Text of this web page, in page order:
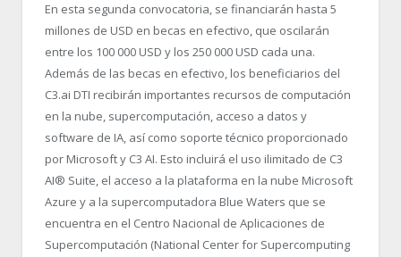
En esta segunda convocatoria, se financiarán hasta 5
millones de USD en becas en efectivo, que oscilarán
entre los 100 000 USD y los 250 000 USD cada una.
Además de las becas en efectivo, los beneficiarios del
C3.ai DTI recibirán importantes recursos de computación
en la nube, supercomputación, acceso a datos y
software de IA, así como soporte técnico proporcionado
por Microsoft y C3 AI. Esto incluirá el uso ilimitado de C3
AI® Suite, el acceso a la plataforma en la nube Microsoft
Azure y a la supercomputadora Blue Waters que se
encuentra en el Centro Nacional de Aplicaciones de
Supercomputación (National Center for Supercomputing